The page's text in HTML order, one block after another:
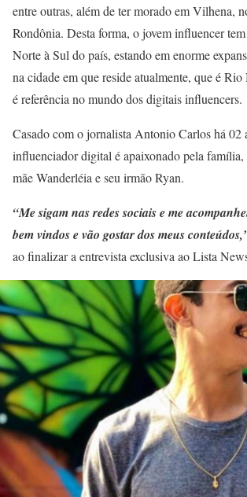
entre outras, além de ter morado em Vilhena,
Rondônia. Desta forma, o jovem influencer
Norte à Sul do país, estando em enorme
na cidade em que reside atualmente, que é
é referência no mundo dos digitais influencers.
Casado com o jornalista Antonio Carlos há 02
influenciador digital é apaixonado pela família,
mãe Wanderléia e seu irmão Ryan.
“Me sigam nas redes sociais e me
bem vindos e vão gostar dos meus
ao finalizar a entrevista exclusiva ao Lista